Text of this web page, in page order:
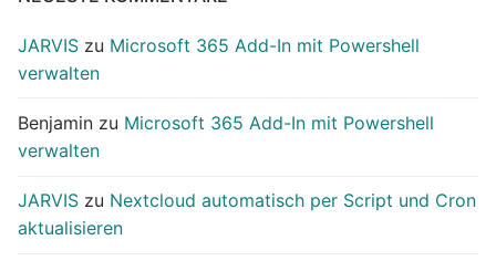
JARVIS zu Microsoft 365 Add-In mit Powershell
verwalten
Benjamin zu Microsoft 365 Add-In mit Powershell
verwalten
JARVIS zu Nextcloud automatisch per Script und Cron
aktualisieren